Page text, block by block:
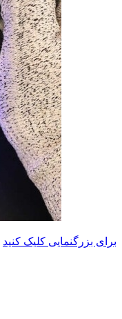
برای بزرگنمایی کلیک کنید